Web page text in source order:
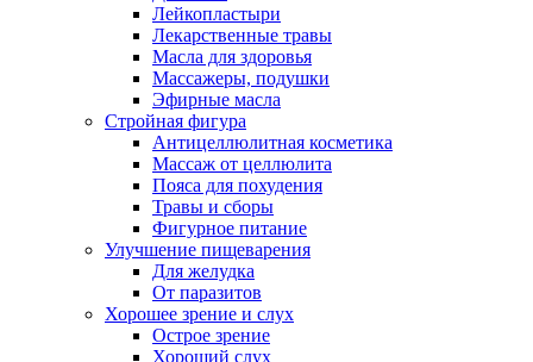
Лейкопластыри
Лекарственные травы
Масла для здоровья
Массажеры, подушки
Эфирные масла
Стройная фигура
Антицеллюлитная косметика
Массаж от целлюлита
Пояса для похудения
Травы и сборы
Фигурное питание
Улучшение пищеварения
Для желудка
От паразитов
Хорошее зрение и слух
Острое зрение
Хороший слух